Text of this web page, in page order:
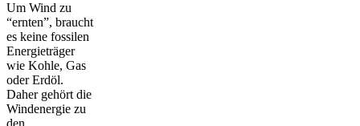
Um Wind zu
“ernten”, braucht
es keine fossilen
Energieträger
wie Kohle, Gas
oder Erdöl.
Daher gehört die
Windenergie zu
den